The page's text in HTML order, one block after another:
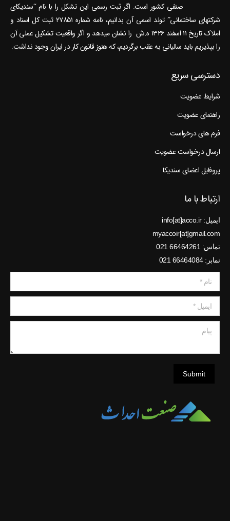
صنفی کشور است. اگر ثبت رسمی این تشکل را با نام “سندیکای
شرکتهای ساختمانی” تولد اسمی آن بدانیم، نامه شماره ۲۷۸۵۱ ثبت کل اسناد و
املاک تاریخ ۱۱ اسفند ۱۳۲۶ ه.ش را نشان می‎دهد و اگر واقعیت تشکیل عملی آن
را بپذیریم باید سالیانی به عقب برگردیم، که هنوز قانون کار در ایران وجود نداشت.
دسترسی سریع
شرایط عضویت
راهنمای عضویت
فرم های درخواست
ارسال درخواست عضویت
پروفایل اعضای سندیکا
ارتباط با ما
ایمیل: info[at]acco.ir
myaccoir[at]gmail.com
تماس: 66464261 021
نمابر: 66464084 021
نام *
ایمیل *
Submit